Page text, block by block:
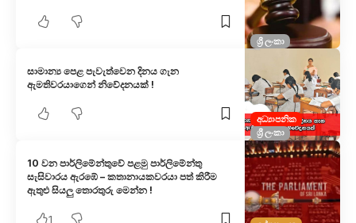
ශ්‍රී ලංකා
අධ්‍යාපනික
ශ්‍රී ලංකා
සාමාන්‍ය පෙළ පැවැත්වෙන දිනය ගැන
ඇමතිවරයාගෙන් නිවේදනයක් !
10 වන පාර්ලිමේන්තුවේ පළමු පාර්ලිමේන්තු
සැසිවාරය ඇරඹේ – කතානායකවරයා පත් කිරීම
ඇතුළු සියලු තොරතුරු මෙන්න !
1